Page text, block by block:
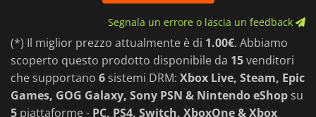
Segnala un errore o lascia un feedback
(*) Il miglior prezzo attualmente è di 1.00€. Abbiamo
scoperto questo prodotto disponibile da 15venditori
che supportano 6 sistemi DRM: Xbox Live, Steam, Epic
Games, GOG Galaxy, Sony PSN & Nintendo eShop su
5 piattaforme - PC, PS4, Switch, XboxOne & Xbox